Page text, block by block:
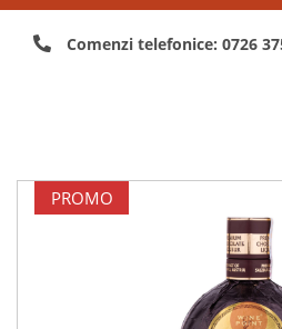
Comenzi telefonice: 0726
PROMO